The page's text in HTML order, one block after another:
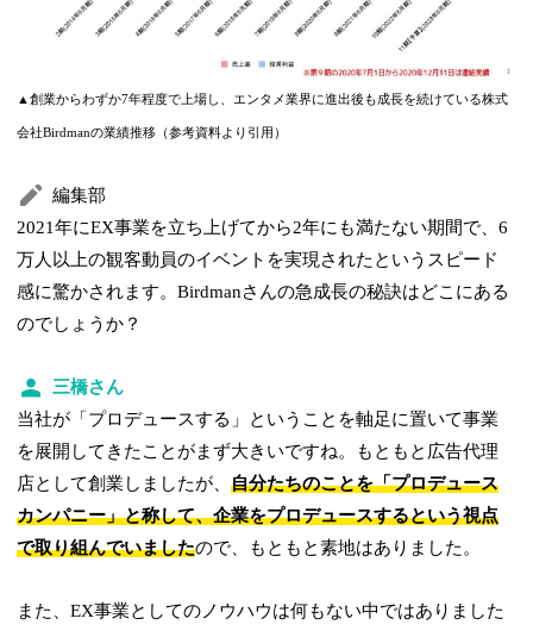
▲創業からわずか7年程度で上場し、エンタメ業界に進出後も成長を続けている株式
会社Birdmanの業績推移（参考資料より引用）
編集部
2021年にEX事業を立ち上げてから2年にも満たない期間で、6
万人以上の観客動員のイベントを実現されたというスピード
感に驚かされます。Birdmanさんの急成長の秘訣はどこにある
のでしょうか？
三橋さん
当社が「プロデュースする」ということを軸足に置いて事業
を展開してきたことがまず大きいですね。もともと広告代理
店として創業しましたが、自分たちのことを「プロデュース
カンパニー」と称して、企業をプロデュースするという視点
で取り組んでいましたので、もともと素地はありました。
また、EX事業としてのノウハウは何もない中ではありました